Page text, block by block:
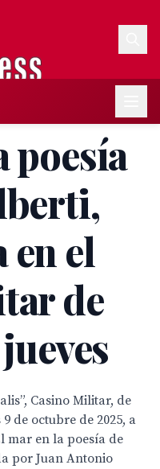
poesía
en el
de
Casino Militar, de
de octubre de 2025, a
mar en la poesía de
por Juan Antonio